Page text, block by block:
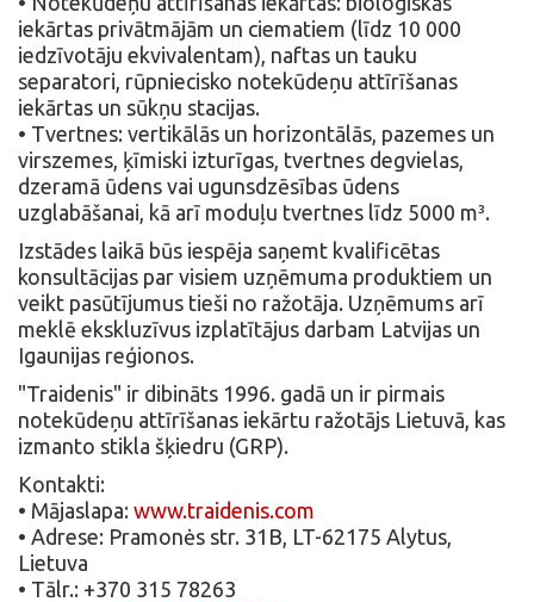
iekārtas privātmājām un ciematiem (līdz 10 000
iedzīvotāju ekvivalentam), naftas un tauku
separatori, rūpniecisko notekūdeņu attīrīšanas
iekārtas un sūkņu stacijas.
• Tvertnes: vertikālās un horizontālās, pazemes un
virszemes, ķīmiski izturīgas, tvertnes degvielas,
dzeramā ūdens vai ugunsdzēsības ūdens
uzglabāšanai, kā arī moduļu tvertnes līdz 5000 m³.
Izstādes laikā būs iespēja saņemt kvalificētas
konsultācijas par visiem uzņēmuma produktiem un
veikt pasūtījumus tieši no ražotāja. Uzņēmums arī
meklē ekskluzīvus izplatītājus darbam Latvijas un
Igaunijas reģionos.
"Traidenis" ir dibināts 1996. gadā un ir pirmais
notekūdeņu attīrīšanas iekārtu ražotājs Lietuvā, kas
izmanto stikla šķiedru (GRP).
Kontakti:
• Mājaslapa: www.traidenis.com
• Adrese: Pramonės str. 31B, LT-62175 Alytus,
Lietuva
• Tālr.: +370 315 78263